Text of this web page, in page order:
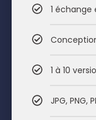
1
1 à 10
JPG, PNG,